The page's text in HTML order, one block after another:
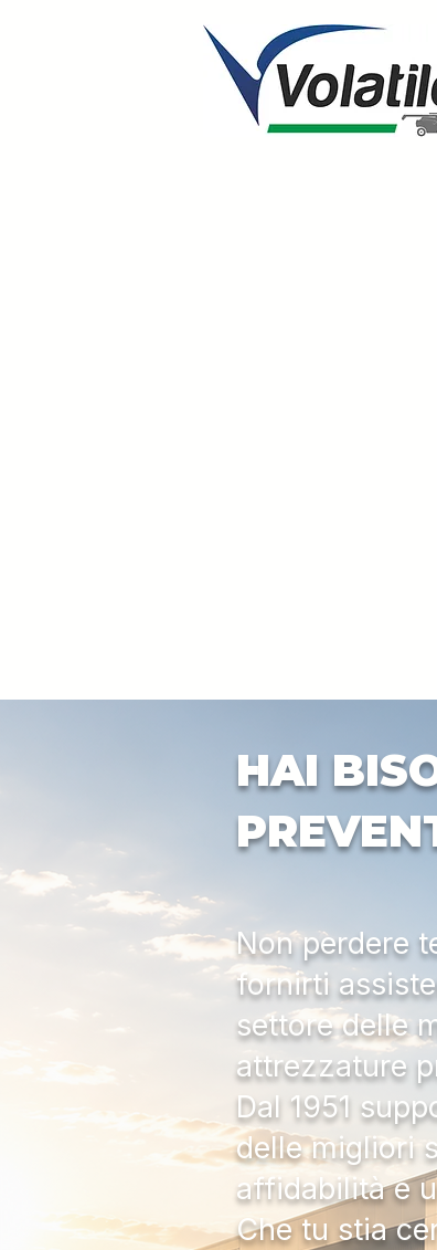
HAI
Non perdere
fornirti
settore delle
attrezzature
Dal 1951
delle migliori
affidabilità e
Che tu stia